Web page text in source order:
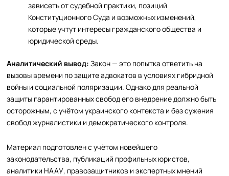
зависеть от судебной практики, позиций
Конституционного Суда и возможных изменений,
которые учтут интересы гражданского общества и
юридической среды.
Аналитический вывод: Закон — это попытка ответить на
вызовы времени по защите адвокатов в условиях гибридной
войны и социальной поляризации. Однако для реальной
защиты гарантированных свобод его внедрение должно быть
осторожным, с учётом украинского контекста и без сужения
свобод журналистики и демократического контроля.
Материал подготовлен с учётом новейшего
законодательства, публикаций профильных юристов,
аналитики НААУ, правозащитников и экспертных мнений